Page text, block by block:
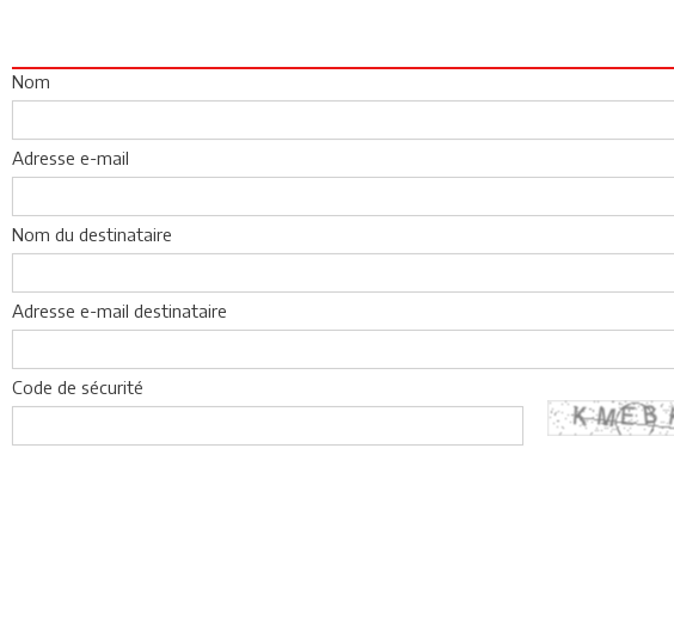
Nom
Adresse e-mail
Nom du destinataire
Adresse e-mail destinataire
Code de sécurité